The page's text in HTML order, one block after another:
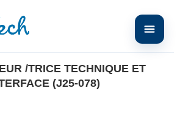
/TRICE TECHNIQUE ET
(J25-078)